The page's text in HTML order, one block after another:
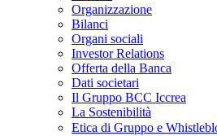
Organizzazione
Bilanci
Organi sociali
Investor Relations
Offerta della Banca
Dati societari
Il Gruppo BCC Iccrea
La Sostenibilità
Etica di Gruppo e